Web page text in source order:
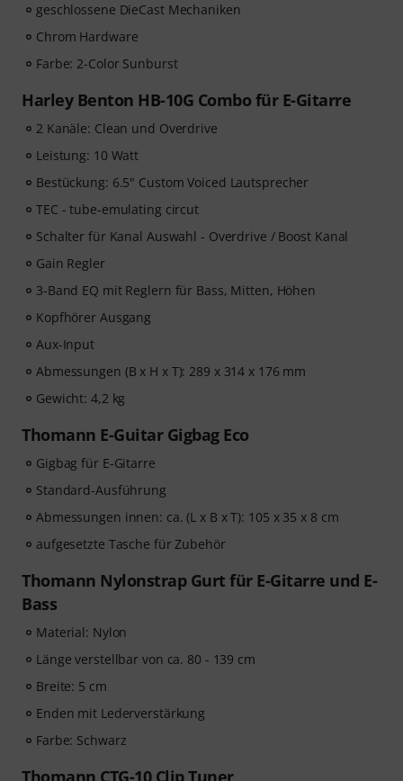
geschlossene DieCast Mechaniken
Chrom Hardware
Farbe: 2-Color Sunburst
Harley Benton HB-10G Combo für E-Gitarre
2 Kanäle: Clean und Overdrive
Leistung: 10 Watt
Bestückung: 6.5" Custom Voiced Lautsprecher
TEC - tube-emulating circut
Schalter für Kanal Auswahl - Overdrive / Boost Kanal
Gain Regler
3-Band EQ mit Reglern für Bass, Mitten, Höhen
Kopfhörer Ausgang
Aux-Input
Abmessungen (B x H x T): 289 x 314 x 176 mm
Gewicht: 4,2 kg
Thomann E-Guitar Gigbag Eco
Gigbag für E-Gitarre
Standard-Ausführung
Abmessungen innen: ca. (L x B x T): 105 x 35 x 8 cm
aufgesetzte Tasche für Zubehör
Thomann Nylonstrap Gurt für E-Gitarre und E-
Bass
Material: Nylon
Länge verstellbar von ca. 80 - 139 cm
Breite: 5 cm
Enden mit Lederverstärkung
Farbe: Schwarz
Thomann CTG-10 Clip Tuner